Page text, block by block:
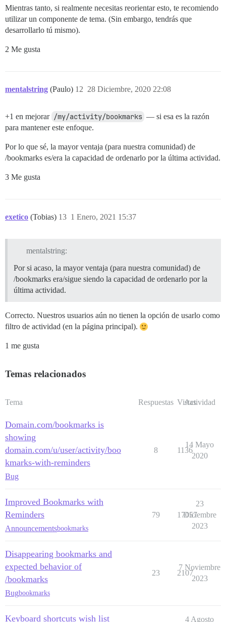
Mientras tanto, si realmente necesitas reorientar esto, te recomiendo
utilizar un componente de tema. (Sin embargo, tendrás que
desarrollarlo tú mismo).
2 Me gusta
mentalstring (Paulo) 28 Diciembre, 2020 22:08
12
+1 en mejorar /my/activity/bookmarks — si esa es la razón
para mantener este enfoque.
Por lo que sé, la mayor ventaja (para nuestra comunidad) de
/bookmarks es/era la capacidad de ordenarlo por la última actividad.
3 Me gusta
exetico (Tobias) 1 Enero, 2021 15:37
13
mentalstring:
Por si acaso, la mayor ventaja (para nuestra comunidad) de
/bookmarks era/sigue siendo la capacidad de ordenarlo por la
última actividad.
Correcto. Nuestros usuarios aún no tienen la opción de usarlo como
filtro de actividad (en la página principal).
1 me gusta
Temas relacionados
Tema Respuestas Vistas
Actividad
Domain.com/bookmarks is
showing
domain.com/u/user/activity/boo
kmarks-with-reminders
Bug
8 1136
14 Mayo
2020
Improved Bookmarks with
Reminders
Announcementsbookmarks
79 17057
23
Diciembre
2023
Disappearing bookmarks and
expected behavior of
/bookmarks
Bugbookmarks
23 2107
7 Noviembre
2023
Keyboard shortcuts wish list 4 Agosto